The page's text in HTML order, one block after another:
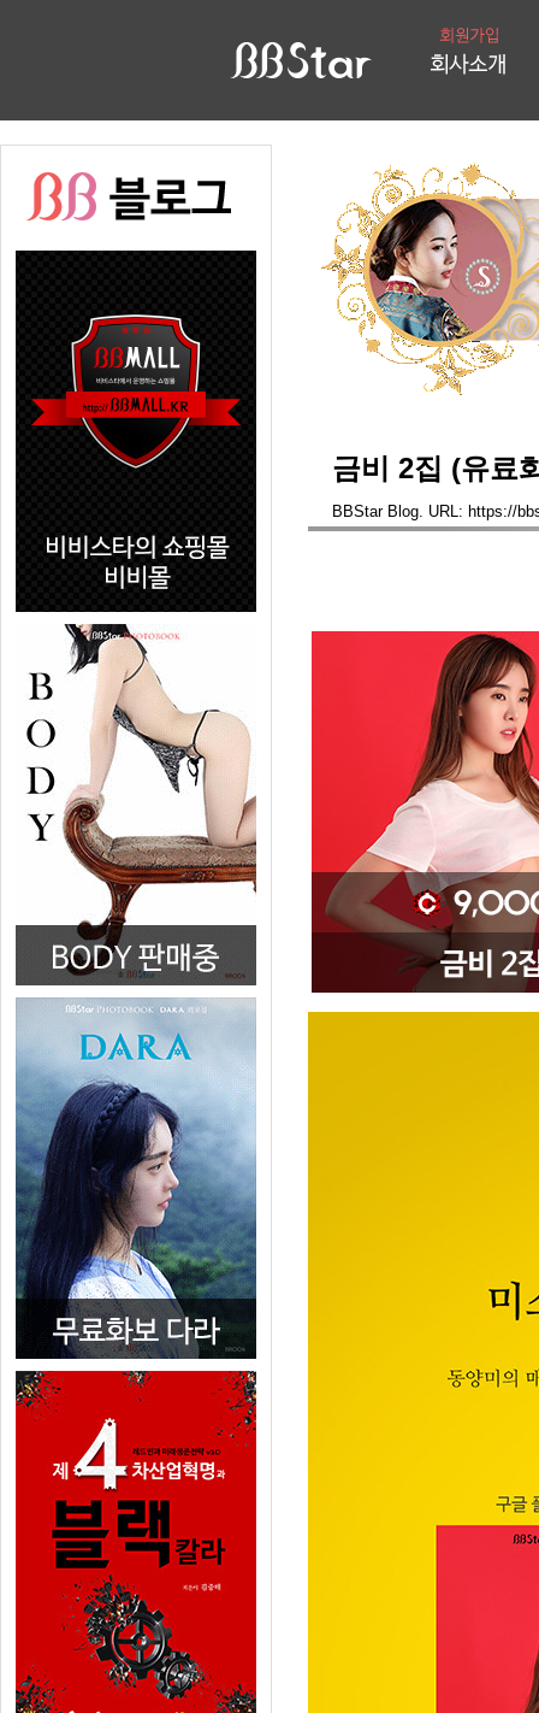
금비 2집 (유료
BBStar Blog. URL: https://